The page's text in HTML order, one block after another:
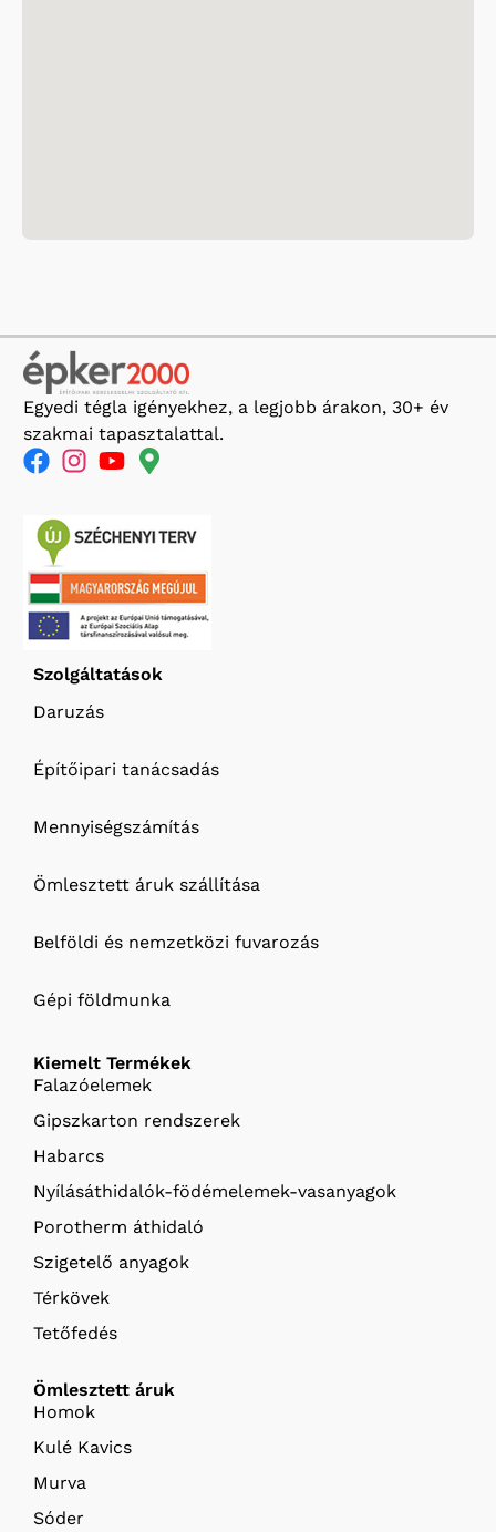
Egyedi tégla igényekhez, a legjobb árakon, 30+ év
szakmai tapasztalattal.
Szolgáltatások
Daruzás
Építőipari tanácsadás
Mennyiségszámítás
Ömlesztett áruk szállítása
Belföldi és nemzetközi fuvarozás
Gépi földmunka
Kiemelt Termékek
Falazóelemek
Gipszkarton rendszerek
Habarcs
Nyílásáthidalók-födémelemek-vasanyagok
Porotherm áthidaló
Szigetelő anyagok
Térkövek
Tetőfedés
Ömlesztett áruk
Homok
Kulé Kavics
Murva
Sóder